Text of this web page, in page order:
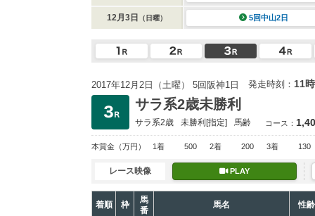
12月3日 （日曜） 5回中山2日
2017年12月2日（土曜） 5回阪神1日 発走時刻： 11
サラ系2歳未勝利
サラ系2歳 未勝利[指定] 馬齢 コース：
本賞金 （万円） 1着 500 2着 200 3着 130
レース映像 PLAY
着順 枠
馬
番
馬名 性齢